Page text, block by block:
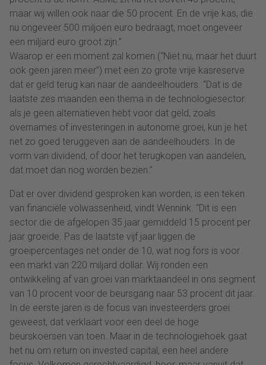
maar wij willen ook naar die 50 procent. En de vrije kas, die
nu ongeveer 500 miljoen euro bedraagt, moet ongeveer
een miljard euro groot zijn.”
Waarop er een moment zal komen (“Niet nu, maar het duurt
ook geen jaren meer”) met een zo grote vrije kasreserve
dat er geld terug kan naar de aandeelhouders. “Dat is de
laatste zes maanden een thema in de technologiesector:
als je geen alternatieven hebt voor dat geld, zoals
overnames of investeringen in autonome groei, kun je het
net zo goed teruggeven aan de aandeelhouders. In de
vorm van dividend, of door het terugkopen van aandelen,
dat moet dan nog worden bezien.”
Dat er over dividend gesproken kan worden, is een teken
van financiële volwassenheid, vindt Wennink. “Dit is een
sector die de afgelopen 35 jaar gemiddeld 15 procent per
jaar groeide. Pas de laatste vijf jaar liggen de
groeipercentages net onder de 10, wat nog fors is voor
een markt van 220 miljard dollar. Wij ronden een
ontwikkeling af van groei van marktaandeel in ons segment
van 10 procent voor de beursgang naar 53 procent dit jaar.
In de eerste jaren is de focus van investeerders groei
geweest, dat verklaart voor een deel de hoge
beurskoersen van toen. Maar in de technologiehoek gaat
het nu om return on invested capital, een heel andere